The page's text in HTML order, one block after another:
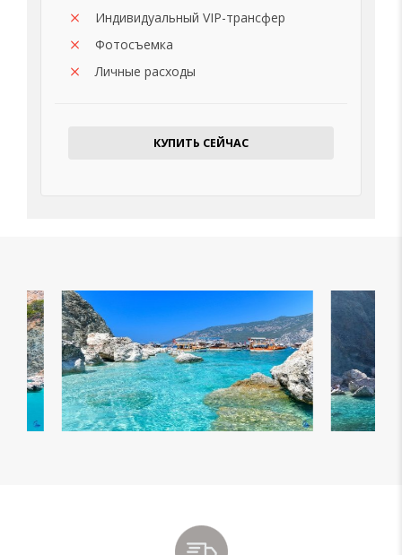
Индивидуальный VIP-трансфер
Фотосъемка
Личные расходы
КУПИТЬ СЕЙЧАС